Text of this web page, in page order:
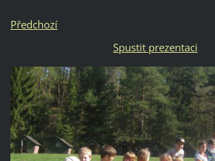
Předchozí
Spustit prezentaci